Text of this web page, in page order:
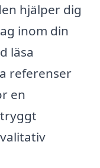
hjälper dig
inom din
läsa
referenser
en